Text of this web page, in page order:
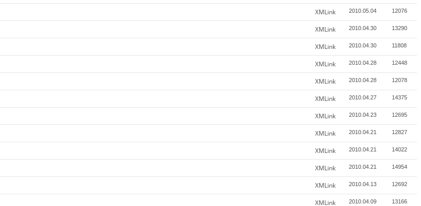
XMLink 2010.05.04 12076
XMLink 2010.04.30 13290
XMLink 2010.04.30 11808
XMLink 2010.04.28 12448
XMLink 2010.04.28 12078
XMLink 2010.04.27 14375
XMLink 2010.04.23 12695
XMLink 2010.04.21 12827
XMLink 2010.04.21 14022
XMLink 2010.04.21 14954
XMLink 2010.04.13 12692
XMLink 2010.04.09 13166